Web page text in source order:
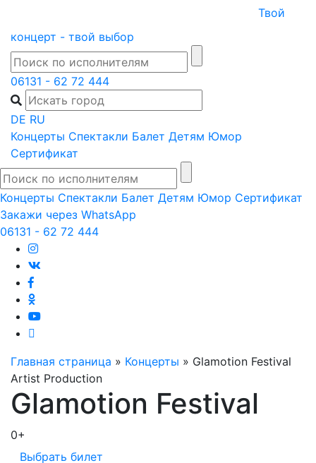
content
Твой
концерт - твой выбор
06131 - 62 72 444
DE RU
Концерты Спектакли Балет Детям Юмор
Сертификат
Концерты Спектакли Балет Детям Юмор Сертификат
Закажи через WhatsApp
06131 - 62 72 444
Главная страница » Концерты » Glamotion Festival
Artist Production
Glamotion Festival
0+
Выбрать билет